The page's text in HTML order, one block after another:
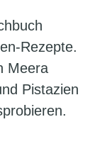
Rezepte.
Meera
Pistazien